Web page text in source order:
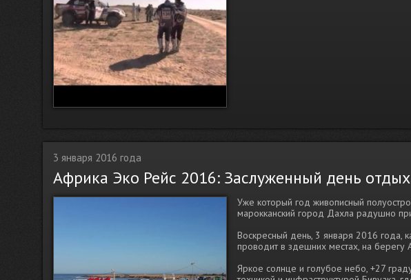
3 января 2016 года
Африка Эко Рейс 2016: Заслуженный день
Уже который год живописный
марокканский город Дахла радушно
Воскресный день, 3 января 2016 года,
проводит в здешних местах, на берегу
Яркое солнце и голубое небо, +27